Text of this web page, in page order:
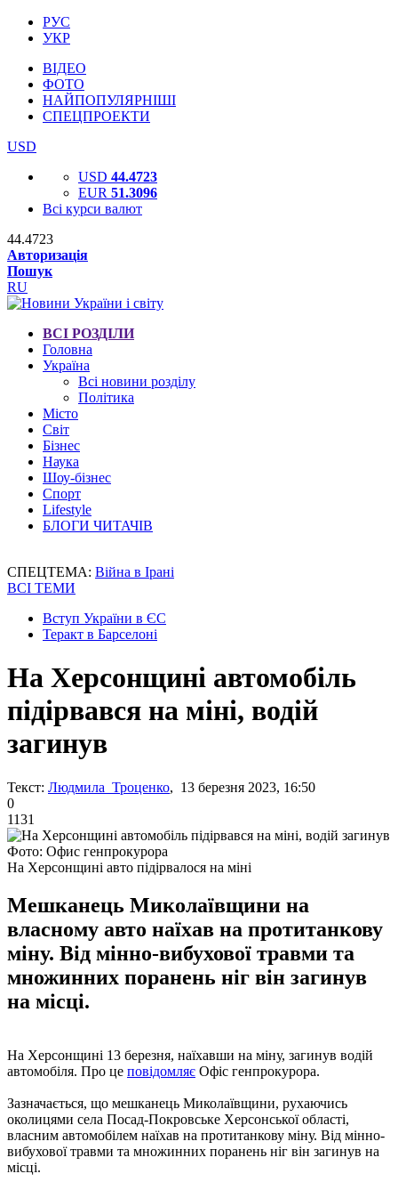
РУС
УКР
ВІДЕО
ФОТО
НАЙПОПУЛЯРНІШІ
СПЕЦПРОЕКТИ
USD
USD 44.4723
EUR 51.3096
Всі курси валют
44.4723
Авторизація
Пошук
RU
ВСІ РОЗДІЛИ
Головна
Україна
Всі новини розділу
Політика
Місто
Світ
Бізнес
Наука
Шоу-бізнес
Спорт
Lifestyle
БЛОГИ ЧИТАЧІВ
СПЕЦТЕМА: Війна в Ірані
ВСІ ТЕМИ
Вступ України в ЄС
Теракт в Барселоні
На Херсонщині автомобіль
підірвався на міні, водій
загинув
Текст: Людмила Троценко, 13 березня 2023, 16:50
0
1131
Фото: Офис генпрокурора
На Херсонщині авто підірвалося на міні
Мешканець Миколаївщини на
власному авто наїхав на протитанкову
міну. Від мінно-вибухової травми та
множинних поранень ніг він загинув
на місці.
На Херсонщині 13 березня, наїхавши на міну, загинув водій
автомобіля. Про це повідомляє Офіс генпрокурора.
Зазначається, що мешканець Миколаївщини, рухаючись
околицями села Посад-Покровське Херсонської області,
власним автомобілем наїхав на протитанкову міну. Від мінно-
вибухової травми та множинних поранень ніг він загинув на
місці.